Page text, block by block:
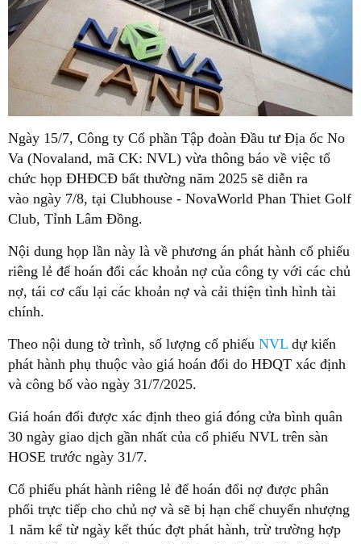
Ngày 15/7, Công ty Cổ phần Tập đoàn Đầu tư Địa ốc No
Va (Novaland, mã CK: NVL) vừa thông báo về việc tổ
chức họp ĐHĐCĐ bất thường năm 2025 sẽ diễn ra
vào ngày 7/8, tại Clubhouse - NovaWorld Phan Thiet Golf
Club, Tỉnh Lâm Đồng.
Nội dung họp lần này là về phương án phát hành cổ phiếu
riêng lẻ để hoán đổi các khoản nợ của công ty với các chủ
nợ, tái cơ cấu lại các khoản nợ và cải thiện tình hình tài
chính.
Theo nội dung tờ trình, số lượng cổ phiếu NVL dự kiến
phát hành phụ thuộc vào giá hoán đổi do HĐQT xác định
và công bố vào ngày 31/7/2025.
Giá hoán đổi được xác định theo giá đóng cửa bình quân
30 ngày giao dịch gần nhất của cổ phiếu NVL trên sàn
HOSE trước ngày 31/7.
Cổ phiếu phát hành riêng lẻ để hoán đổi nợ được phân
phối trực tiếp cho chủ nợ và sẽ bị hạn chế chuyển nhượng
1 năm kể từ ngày kết thúc đợt phát hành, trừ trường hợp